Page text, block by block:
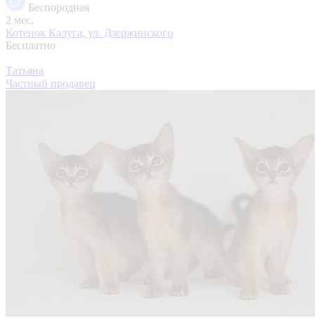
Беспородная
2 мес.
Котенок Калуга, ул. Дзержинского
Бесплатно
Татьяна
Частный продавец